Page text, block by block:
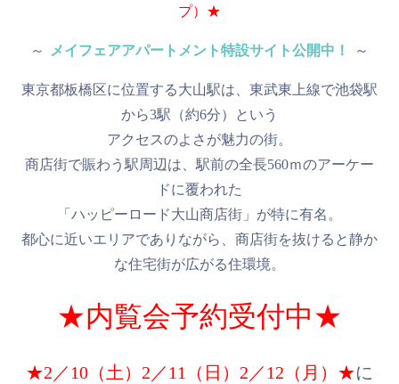
プ）★
～ メイフェアアパートメント特設サイト公開中！ ～
東京都板橋区に位置する大山駅は、東武東上線で池袋駅
から3駅（約6分）という
アクセスのよさが魅力の街。
商店街で賑わう駅周辺は、駅前の全長560ｍのアーケー
ドに覆われた
「ハッピーロード大山商店街」が特に有名。
都心に近いエリアでありながら、商店街を抜けると静か
な住宅街が広がる住環境。
★内覧会予約受付中★
★2／10（土）2／11（日）2／12（月）★に